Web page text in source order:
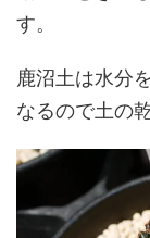
す。
鹿沼土は水分
なるので土の